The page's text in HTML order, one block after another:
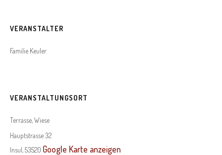
VERANSTALTER
Familie Keuler
VERANSTALTUNGSORT
Terrasse, Wiese
Hauptstrasse 32
Insul,53520 Google Karte anzeigen